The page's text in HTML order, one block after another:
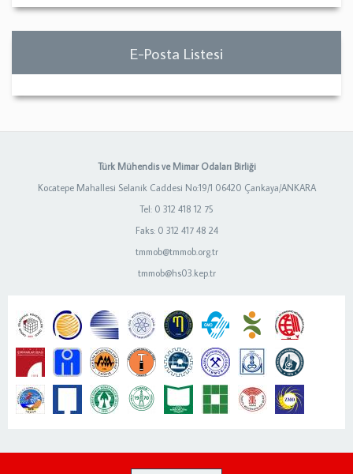
E-Posta Listesi
Türk Mühendis ve Mimar Odaları Birliği
Kocatepe Mahallesi Selanik Caddesi No:19/1 06420 Çankaya/ANKARA
Tel: 0 312 418 12 75
Faks: 0 312 417 48 24
tmmob@tmmob.org.tr
tmmob@hs03.kep.tr